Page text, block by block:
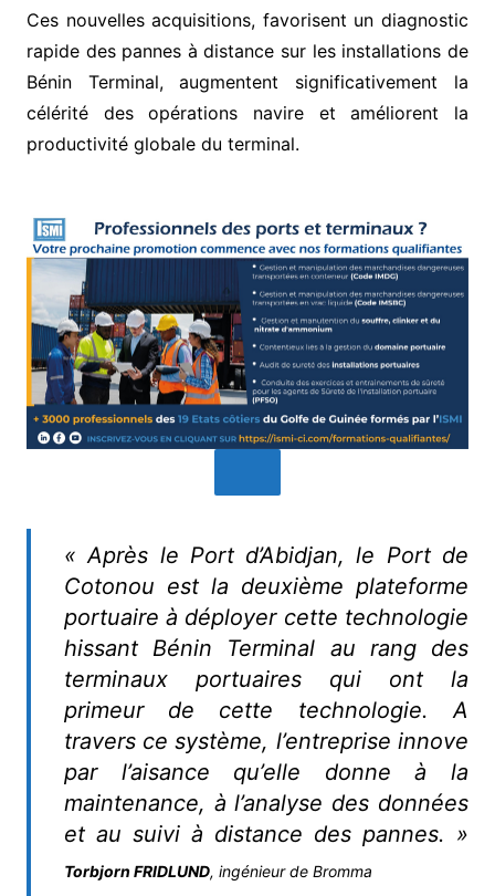
Ces nouvelles acquisitions, favorisent un diagnostic
rapide des pannes à distance sur les installations de
Bénin Terminal, augmentent significativement la
célérité des opérations navire et améliorent la
productivité globale du terminal.
« Après le Port d’Abidjan, le Port de
Cotonou est la deuxième plateforme
portuaire à déployer cette technologie
hissant Bénin Terminal au rang des
terminaux portuaires qui ont la
primeur de cette technologie. A
travers ce système, l’entreprise innove
par l’aisance qu’elle donne à la
maintenance, à l’analyse des données
et au suivi à distance des pannes. »
Torbjorn FRIDLUND, ingénieur de Bromma